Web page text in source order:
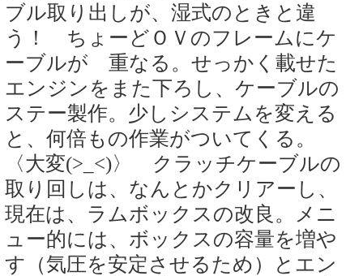
ブル取り出しが、湿式のときと違
う！ ちょーどＯＶのフレームにケ
ーブルが 重なる。せっかく載せた
エンジンをまた下ろし、ケーブルの
ステー製作。少しシステムを変える
と、何倍もの作業がついてくる。
〈大変(>_<)〉 クラッチケーブルの
取り回しは、なんとかクリアーし、
現在は、ラムボックスの改良。メニ
ュー的には、ボックスの容量を増や
す（気圧を安定させるため）とエン